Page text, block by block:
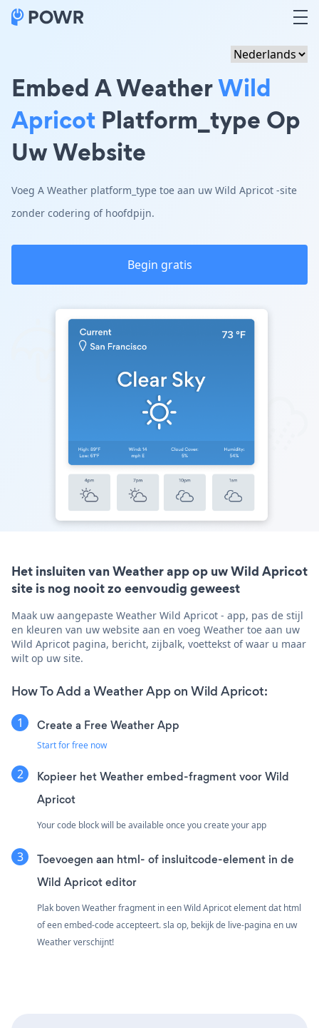
Embed A WeatherWild
Apricot Platform_type Op
Uw Website
Voeg A Weather platform_type toe aan uw Wild Apricot -site
zonder codering of hoofdpijn.
Begin gratis
Het insluiten van Weather app op uw Wild Apricot
site is nog nooit zo eenvoudig geweest
Maak uw aangepaste Weather Wild Apricot - app, pas de stijl
en kleuren van uw website aan en voeg Weather toe aan uw
Wild Apricot pagina, bericht, zijbalk, voettekst of waar u maar
wilt op uw site.
How To Add a Weather App on Wild Apricot:
Create a Free Weather App
Start for free now
Kopieer het Weather embed-fragment voor Wild
Apricot
Your code block will be available once you create your app
Toevoegen aan html- of insluitcode-element in de
Wild Apricot editor
Plak boven Weather fragment in een Wild Apricot element dat html
of een embed-code accepteert. sla op, bekijk de live-pagina en uw
Weather verschijnt!